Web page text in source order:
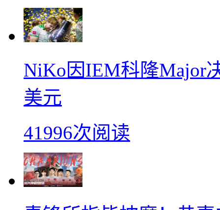
NiKo因IEM科隆Major
美元
41996次阅读